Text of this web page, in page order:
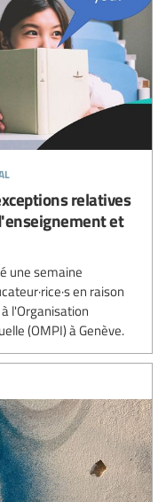
relatives
et
une semaine
en raison
l'Organisation
(OMPI) à Genève.